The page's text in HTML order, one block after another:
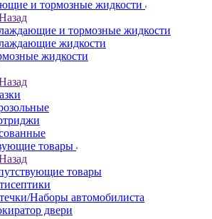
и тормозные жидкости
и тормозные жидкости
жидкости
жидкости
товары
товары
Наборы автомобилиста
двери